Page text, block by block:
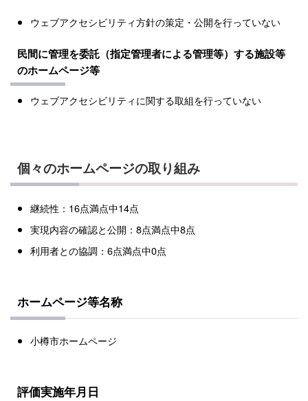
ウェブアクセシビリティ方針の策定・公開を行っていない
民間に管理を委託（指定管理者による管理等）する施設等
のホームページ等
ウェブアクセシビリティに関する取組を行っていない
個々のホームページの取り組み
継続性：16点満点中14点
実現内容の確認と公開：8点満点中8点
利用者との協調：6点満点中0点
ホームページ等名称
小樽市ホームページ
評価実施年月日